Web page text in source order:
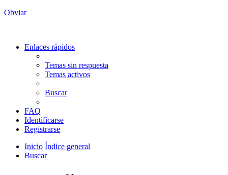
Obviar
Enlaces rápidos
Temas sin respuesta
Temas activos
Buscar
FAQ
Identificarse
Registrarse
Inicio Índice general
Buscar